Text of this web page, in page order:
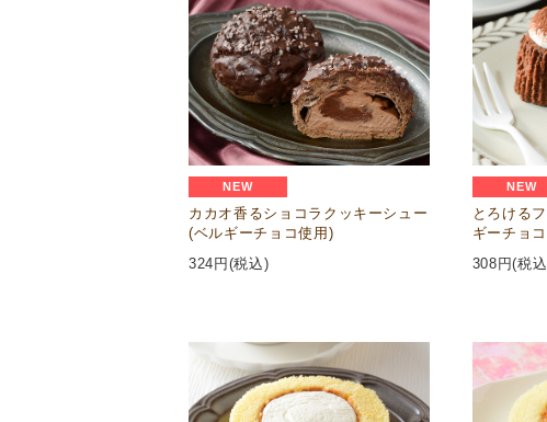
NEW
カカオ香るショコラクッキーシュー
(ベルギーチョコ使用)
324 円(税込)
NEW
とろける
ギーチョ
308 円(税